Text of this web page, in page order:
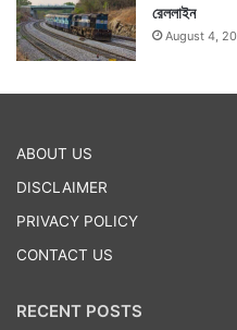
অমৃতযোগ : বিকেল ৩টে ৪১
মিনিট থেকে ২টো ১১
রেললাইন
August 4,
ABOUT US
DISCLAIMER
PRIVACY POLICY
CONTACT US
RECENT POSTS